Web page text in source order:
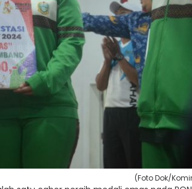
(Foto Dok/